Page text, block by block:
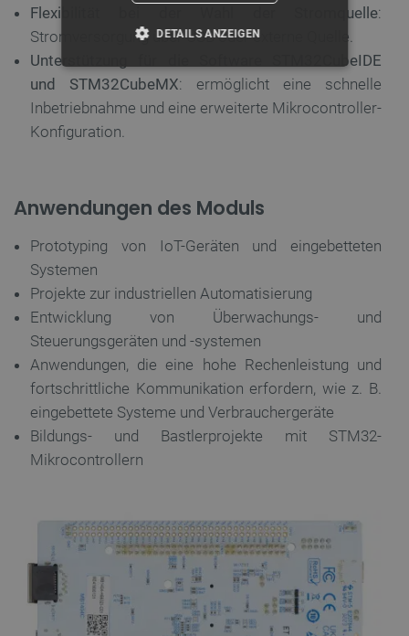
Flexibilität bei der Wahl der Stromquelle:
Stromversorgung über USB oder externe Quelle.
Unterstützung für die Software STM32CubeIDE
und STM32CubeMX: ermöglicht eine schnelle
Inbetriebnahme und eine erweiterte Mikrocontroller-
Konfiguration.
Anwendungen des Moduls
Prototyping von IoT-Geräten und eingebetteten
Systemen
Projekte zur industriellen Automatisierung
Entwicklung von Überwachungs- und
Steuerungsgeräten und -systemen
Anwendungen, die eine hohe Rechenleistung und
fortschrittliche Kommunikation erfordern, wie z. B.
eingebettete Systeme und Verbrauchergeräte
Bildungs- und Bastlerprojekte mit STM32-
Mikrocontrollern
DETAILS ANZEIGEN
PERFORMANCE
FUNKTIONALITÄT
Unbedingt erforderlich Performance
Targeting Funktionalität
Unbedingt erforderliche Cookies ermöglichen
wesentliche Kernfunktionen der Website wie die
Ohne die unbedingt erforderlichen Cookies kann
die Website nicht ordnungsgemäß verwendet
werden.
Name